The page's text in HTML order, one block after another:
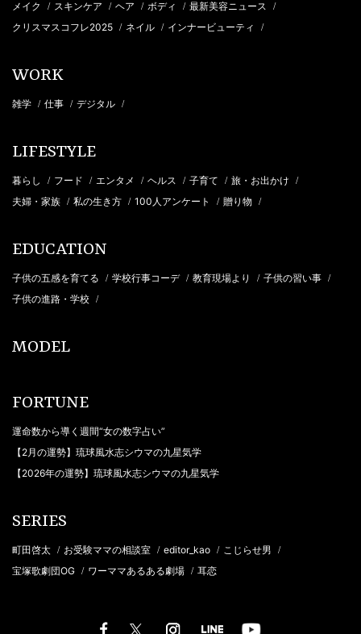
メイク / スキンケア / ヘア / ボディ / 最新美容ニュース /
クリスマスコフレ2025 / ネイル / インナービューティ /
WORK
雑学 / 仕事 / デジタル /
LIFESTYLE
暮らし / フード / エンタメ / ヘルス / 子育て / 旅・お出かけ /
夫婦・家族 / 私の生き方 / 100人アンケート / 贈り物 /
EDUCATION
子供の五感を育てる / 学校行事コーデ / 教育現場より / 子供の習い事 /
子供の進路・学校 /
MODEL
FORTUNE
運命数から導く週間“女の数字占い”
【2月の運勢】琉球風水志シウマの九星気学
【2026年の運勢】琉球風水志シウマの九星気学
SERIES
町田啓太 / お受験ママの相談室 / editor_kao / こじらせ男 /
宝塚歌劇団OG / ワーママあるある劇場 / 耳恋